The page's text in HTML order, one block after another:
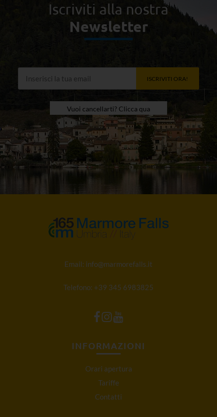
Iscriviti alla nostra
Newsletter
ISCRIVITI ORA!
Vuoi cancellarti? Clicca qua
Email: info@marmorefalls.it
Telefono: +39 345 6983825
INFORMAZIONI
Orari apertura
Tariffe
Contatti